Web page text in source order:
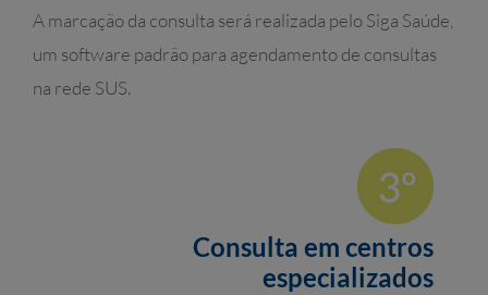
A marcação da consulta será realizada pelo Siga Saúde,
um software padrão para agendamento de consultas
na rede SUS.
Consulta em centros
especializados